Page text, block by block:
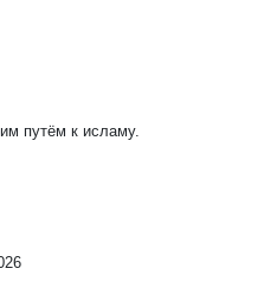
путём к исламу.